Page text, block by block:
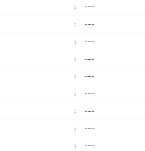
: ---
: ---
: ---
: ---
: ---
: ---
: ---
: ---
: ---